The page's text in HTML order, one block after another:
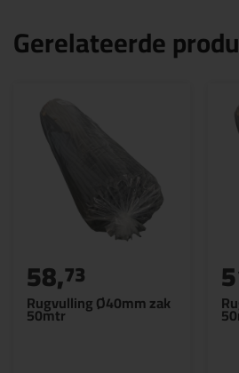
Gerelateerde
Rugvulling Ø40mm zak
50mtr
58,73